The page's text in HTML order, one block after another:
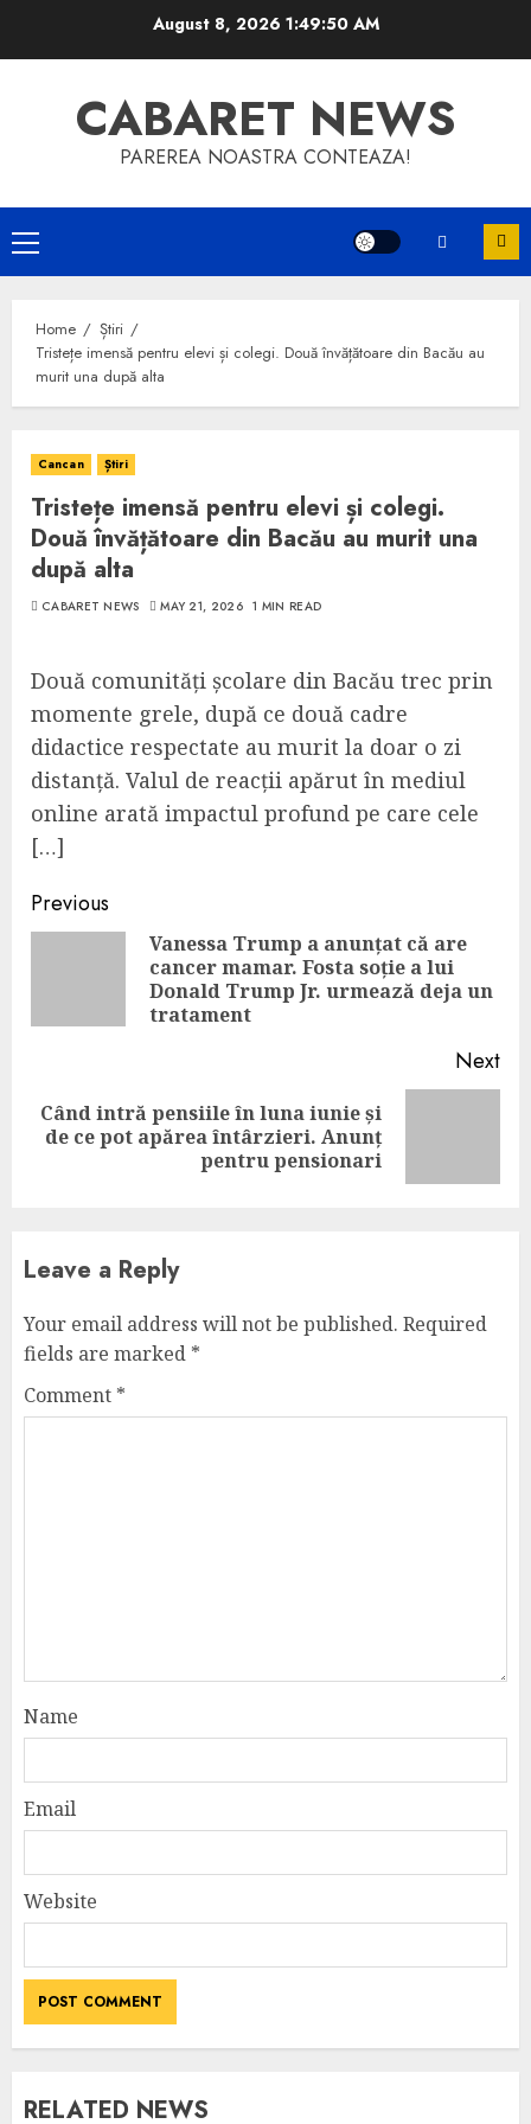
August 8, 2026 1:49:50 AM
CABARET NEWS
PAREREA NOASTRA CONTEAZA!
Primary
Menu
Home
Știri
Tristețe imensă pentru elevi și colegi. Două învățătoare din Bacău au
murit una după alta
Cancan Știri
Tristețe imensă pentru elevi și colegi.
Două învățătoare din Bacău au murit una
după alta
CABARET NEWS MAY 21, 2026 1 MIN READ
Două comunități școlare din Bacău trec prin
momente grele, după ce două cadre
didactice respectate au murit la doar o zi
distanță. Valul de reacții apărut în mediul
online arată impactul profund pe care cele
[…]
Continue
Reading
Previous
Vanessa Trump a anunțat că are
cancer mamar. Fosta soție a lui
Donald Trump Jr. urmează deja un
tratament
Next
Next
Când intră pensiile în luna iunie și
de ce pot apărea întârzieri. Anunț
pentru pensionari
Leave a Reply
Your email address will not be published. Required
fields are marked *
Comment *
Name
Email
Website
RELATED NEWS